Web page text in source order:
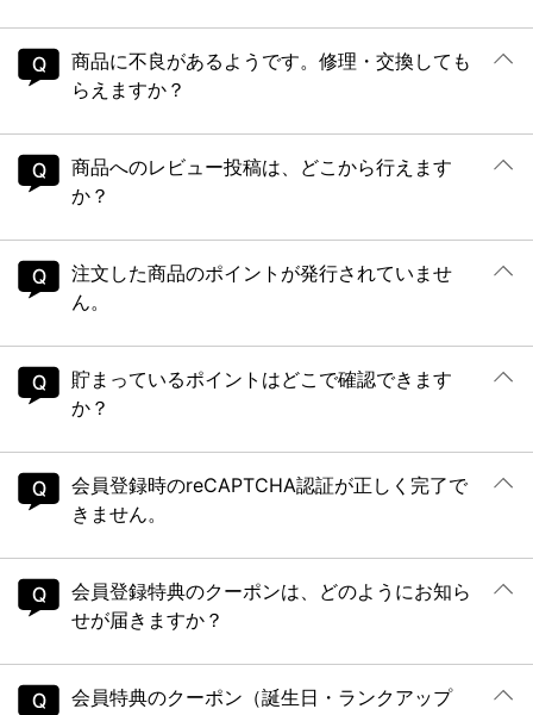
商品に不良があるようです。修理・交換しても
らえますか？
商品へのレビュー投稿は、どこから行えます
か？
注文した商品のポイントが発行されていませ
ん。
貯まっているポイントはどこで確認できます
か？
会員登録時のreCAPTCHA認証が正しく完了で
きません。
会員登録特典のクーポンは、どのようにお知ら
せが届きますか？
会員特典のクーポン（誕生日・ランクアップ